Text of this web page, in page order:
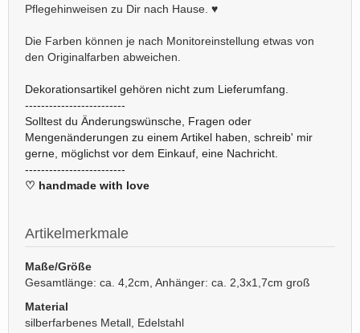
Pflegehinweisen zu Dir nach Hause. ♥
Die Farben können je nach Monitoreinstellung etwas von
den Originalfarben abweichen.
Dekorationsartikel gehören nicht zum Lieferumfang.
-------------------------
Solltest du Änderungswünsche, Fragen oder
Mengenänderungen zu einem Artikel haben, schreib' mir
gerne, möglichst vor dem Einkauf, eine Nachricht.
-------------------------
♡ handmade with love
Artikelmerkmale
Maße/Größe
Gesamtlänge: ca. 4,2cm, Anhänger: ca. 2,3x1,7cm groß
Material
silberfarbenes Metall, Edelstahl